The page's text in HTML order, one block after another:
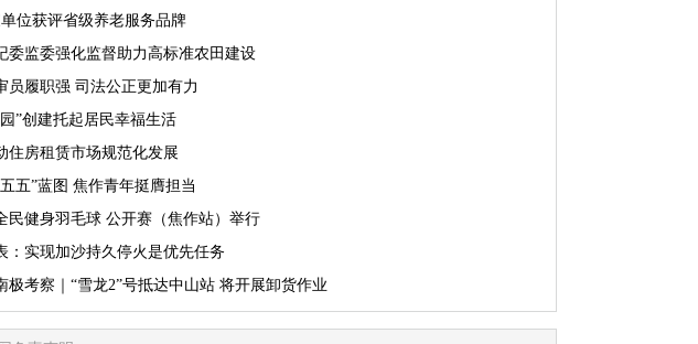
位获评省级养老服务品牌
委监委强化监督助力高标准农田建设
员履职强 司法公正更加有力
”创建托起居民幸福生活
住房租赁市场规范化发展
五”蓝图 焦作青年挺膺担当
民健身羽毛球 公开赛（焦作站）举行
：实现加沙持久停火是优先任务
极考察｜“雪龙2”号抵达中山站 将开展卸货作业